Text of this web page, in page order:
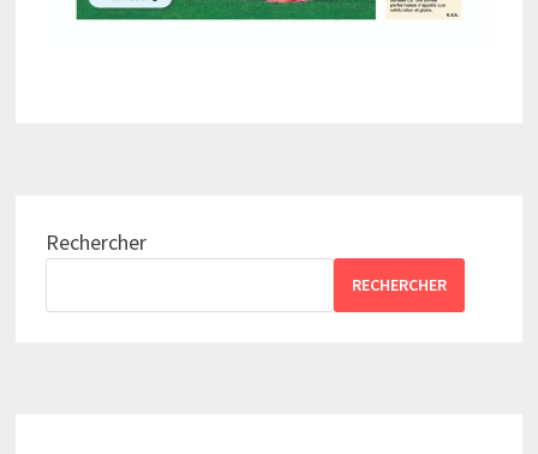
Rechercher
RECHERCHER